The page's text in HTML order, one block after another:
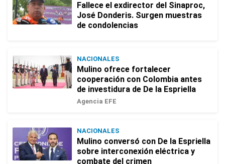
Fallece el exdirector del Sinaproc,
José Donderis. Surgen muestras
de condolencias
NACIONALES
Mulino ofrece fortalecer
cooperación con Colombia antes
de investidura de De la Espriella
Agencia EFE
NACIONALES
Mulino conversó con De la Espriella
sobre interconexión eléctrica y
combate del crimen